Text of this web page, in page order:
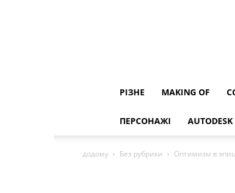
РІЗНЕ MAKING OF
ПЕРСОНАЖІ AUTODESK
додому Без рубрики Оптимизм в